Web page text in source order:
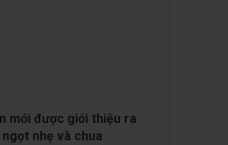
mới được giới thiệu ra
nhẹ và chua